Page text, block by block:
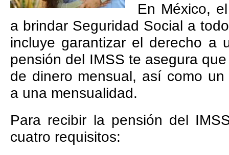
En México,
a brindar Seguridad Social a
incluye garantizar el derecho a
pensión del IMSS te asegura
de dinero mensual, así como
a una mensualidad.
Para recibir la pensión del
cuatro requisitos: